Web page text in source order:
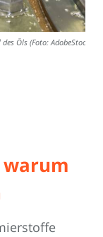
Öls (Foto: AdobeStock
warum